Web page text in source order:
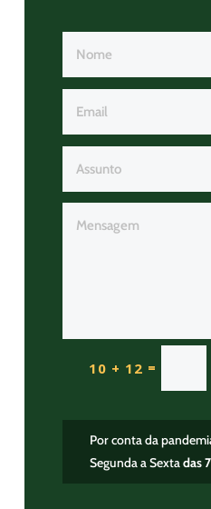
10 + 12 =
Por conta da
Segunda a Sextadas